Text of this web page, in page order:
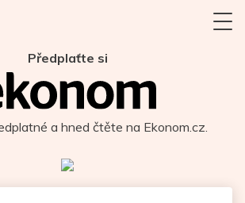
Předplaťte si
a hned čtěte na Ekonom.cz.